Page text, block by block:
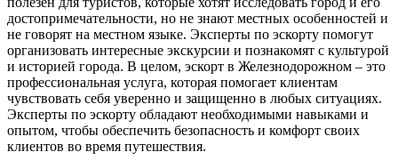
достопримечательности, но не знают местных особенностей и
не говорят на местном языке. Эксперты по эскорту помогут
организовать интересные экскурсии и познакомят с культурой
и историей города. В целом, эскорт в Железнодорожном – это
профессиональная услуга, которая помогает клиентам
чувствовать себя уверенно и защищенно в любых ситуациях.
Эксперты по эскорту обладают необходимыми навыками и
опытом, чтобы обеспечить безопасность и комфорт своих
клиентов во время путешествия.